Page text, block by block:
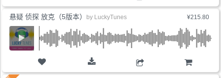
¥215.80
购物车
悬疑 侦探 放克（5版本） by LuckyTunes